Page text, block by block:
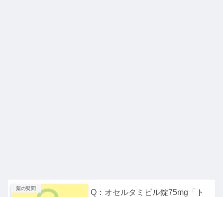
薬の疑問
Q：オセルタミビル錠75mg「ト